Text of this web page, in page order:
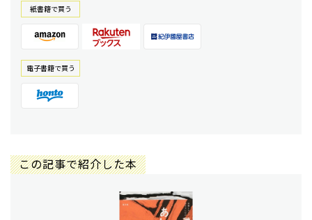
紙書籍で買う
電⼦書籍で買う
この記事で紹介した本